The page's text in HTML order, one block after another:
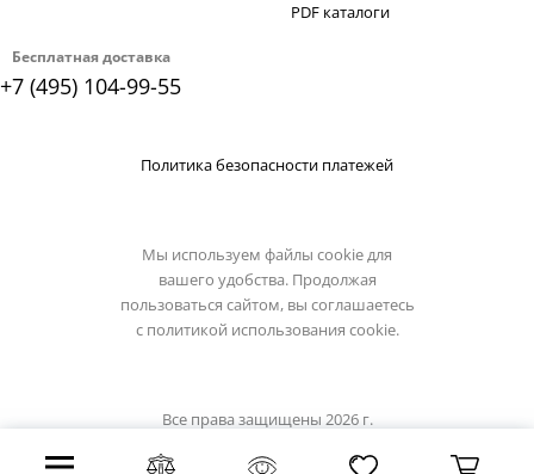
Бесплатная доставка
+7 (495) 104-99-55
PDF каталоги
Политика безопасности платежей
Мы используем файлы cookie для
вашего удобства. Продолжая
пользоваться сайтом, вы соглашаетесь
с политикой использования cookie.
Все права защищены 2026 г.